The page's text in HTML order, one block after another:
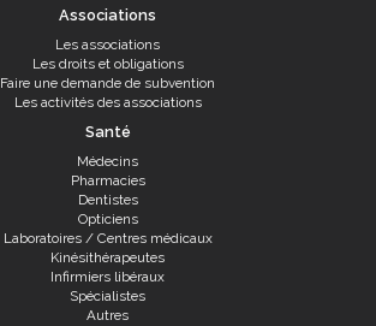
Associations
Les associations
Les droits et obligations
Faire une demande de subvention
Les activités des associations
Santé
Médecins
Pharmacies
Dentistes
Opticiens
Laboratoires / Centres médicaux
Kinésithérapeutes
Infirmiers libéraux
Spécialistes
Autres